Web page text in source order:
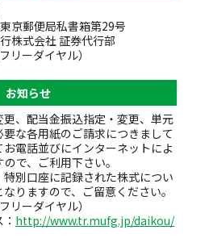
京郵便局私書箱第29号
会社 証券代行部
ーダイヤル）
お知らせ
、配当金振込指定・変更、単元
な各用紙のご請求につきまして
電話並びにインターネットによ
で、ご利用下さい。
別口座に記録された株式につい
りますので、ご留意ください。
ーダイヤル）
http://www.tr.mufg.jp/daikou/